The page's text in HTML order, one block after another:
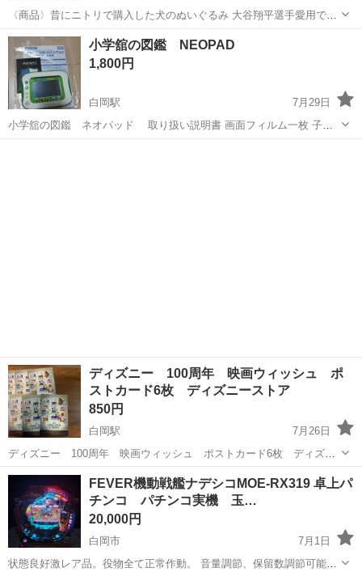
〈商品〉昔にニトリで購入した犬のぬいぐるみ 大谷翔平選手愛用で有
名になりました。 全長約90センチです 今はもう「廃盤になってる」
と思います。 大谷翔平選手が愛用して一緒に寝ていたことで有名にな
り、テレビで話題になりま...
埼玉 白岡市 白岡駅 おもちゃ
小学舘の図鑑 NEOPAD
1,800円
白岡駅
7月29日
小学舘の図鑑 ネオパッド 取り扱い説明書 画面フィルム一枚 子供
が使用していたものになります。 電池入れれば使用できます。
ディズニー 100周年 映画ウィッシュ ポ
ストカード6枚 ディズニーストア
850円
白岡駅
7月26日
ディズニー 100周年 映画ウィッシュ ポストカード6枚 ディズニ
ーストア
埼玉 白岡市 白岡駅 その他
FEVER機動戦艦ナデシコMOE-RX319 卓上パ
チンコ パチンコ実機 玉…
20,000円
白岡市
7月1日
状態良好激レア品。役物全て正常作動。 音量調節、保留数調節可能。